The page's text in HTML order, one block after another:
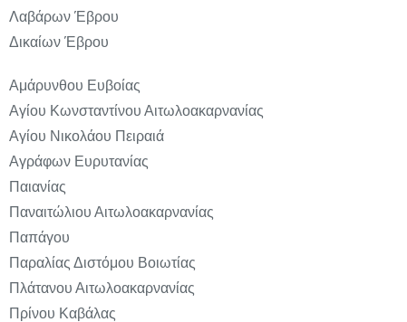
Λαβάρων Έβρου
Δικαίων Έβρου
Αμάρυνθου Ευβοίας
Αγίου Κωνσταντίνου Αιτωλοακαρνανίας
Αγίου Νικολάου Πειραιά
Αγράφων Ευρυτανίας
Παιανίας
Παναιτώλιου Αιτωλοακαρνανίας
Παπάγου
Παραλίας Διστόμου Βοιωτίας
Πλάτανου Αιτωλοακαρνανίας
Πρίνου Καβάλας